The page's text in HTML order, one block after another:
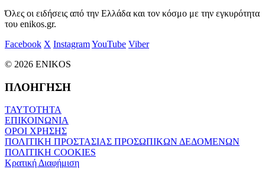
Όλες οι ειδήσεις από την Ελλάδα και τον κόσμο με την εγκυρότητα
του enikos.gr.
Facebook X InstagramYouTube Viber
© 2026 ENIKOS
ΠΛΟΗΓΗΣΗ
ΤΑΥΤΟΤΗΤΑ
ΕΠΙΚΟΙΝΩΝΙΑ
ΟΡΟΙ ΧΡΗΣΗΣ
ΠΟΛΙΤΙΚΗ ΠΡΟΣΤΑΣΙΑΣ ΠΡΟΣΩΠΙΚΩΝ ΔΕΔΟΜΕΝΩΝ
ΠΟΛΙΤΙΚΗ COOKIES
Κρατική Διαφήμιση